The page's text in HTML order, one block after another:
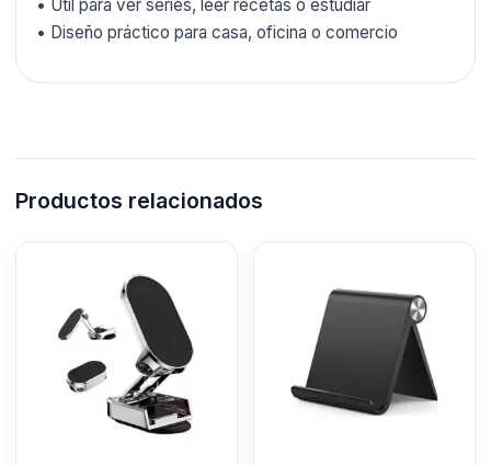
• Útil para ver series, leer recetas o estudiar
• Diseño práctico para casa, oficina o comercio
Productos relacionados